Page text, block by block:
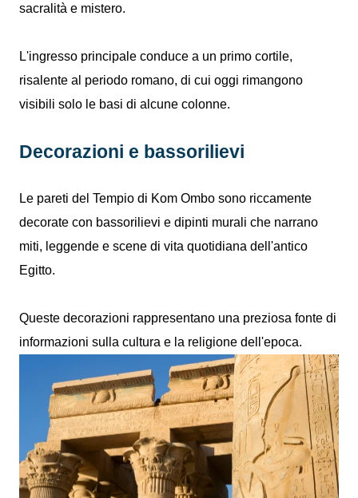
sacralità e mistero.
L'ingresso principale conduce a un primo cortile,
risalente al periodo romano, di cui oggi rimangono
visibili solo le basi di alcune colonne.
Decorazioni e bassorilievi
Le pareti del Tempio di Kom Ombo sono riccamente
decorate con bassorilievi e dipinti murali che narrano
miti, leggende e scene di vita quotidiana dell'antico
Egitto.
Queste decorazioni rappresentano una preziosa fonte di
informazioni sulla cultura e la religione dell'epoca.